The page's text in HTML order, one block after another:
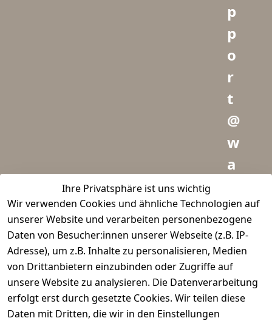
Ihre Privatsphäre ist uns wichtig
Wir verwenden Cookies und ähnliche Technologien auf
unserer Website und verarbeiten personenbezogene
Daten von Besucher:innen unserer Webseite (z.B. IP-
Adresse), um z.B. Inhalte zu personalisieren, Medien
von Drittanbietern einzubinden oder Zugriffe auf
unsere Website zu analysieren. Die Datenverarbeitung
erfolgt erst durch gesetzte Cookies. Wir teilen diese
Daten mit Dritten, die wir in den Einstellungen
p
p
o
r
t
@
w
a
d
m
e
i
s